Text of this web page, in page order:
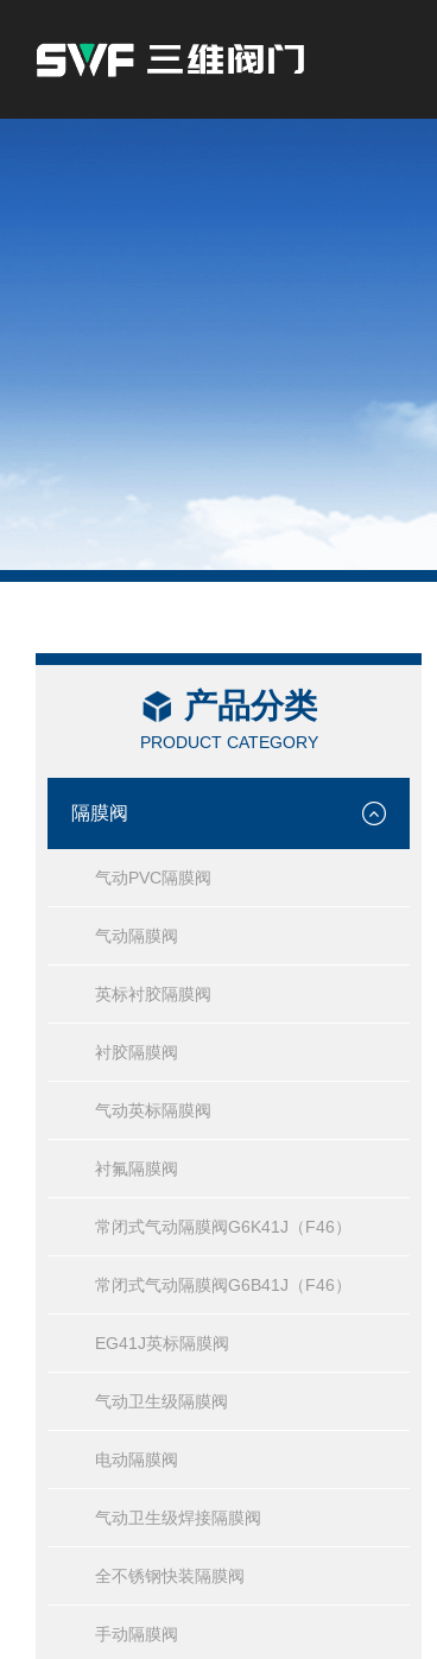
产品分类
PRODUCT CATEGORY
隔膜阀
气动PVC隔膜阀
气动隔膜阀
英标衬胶隔膜阀
衬胶隔膜阀
气动英标隔膜阀
衬氟隔膜阀
常闭式气动隔膜阀G6K41J（F46）
常闭式气动隔膜阀G6B41J（F46）
EG41J英标隔膜阀
气动卫生级隔膜阀
电动隔膜阀
气动卫生级焊接隔膜阀
全不锈钢快装隔膜阀
手动隔膜阀